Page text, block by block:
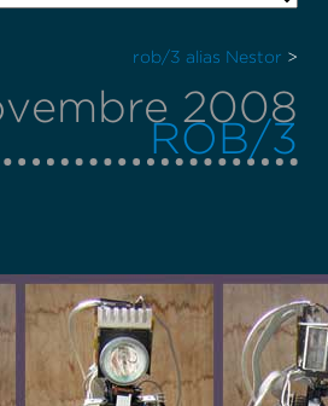
rob/3 alias Nestor >
2008
ROB/3